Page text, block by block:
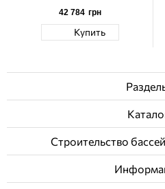
42 784 грн
Купить
Строительство